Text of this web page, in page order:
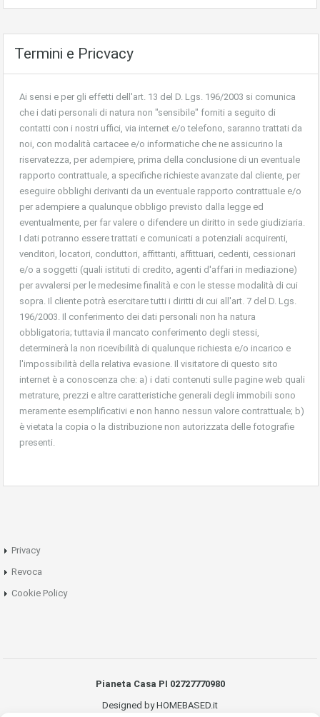
Termini e Pricvacy
Ai sensi e per gli effetti dell'art. 13 del D. Lgs. 196/2003 si comunica
che i dati personali di natura non "sensibile" forniti a seguito di
contatti con i nostri uffici, via internet e/o telefono, saranno trattati da
noi, con modalità cartacee e/o informatiche che ne assicurino la
riservatezza, per adempiere, prima della conclusione di un eventuale
rapporto contrattuale, a specifiche richieste avanzate dal cliente, per
eseguire obblighi derivanti da un eventuale rapporto contrattuale e/o
per adempiere a qualunque obbligo previsto dalla legge ed
eventualmente, per far valere o difendere un diritto in sede giudiziaria.
I dati potranno essere trattati e comunicati a potenziali acquirenti,
venditori, locatori, conduttori, affittanti, affittuari, cedenti, cessionari
e/o a soggetti (quali istituti di credito, agenti d'affari in mediazione)
per avvalersi per le medesime finalità e con le stesse modalità di cui
sopra. Il cliente potrà esercitare tutti i diritti di cui all'art. 7 del D. Lgs.
196/2003. Il conferimento dei dati personali non ha natura
obbligatoria; tuttavia il mancato conferimento degli stessi,
determinerà la non ricevibilità di qualunque richiesta e/o incarico e
l'impossibilità della relativa evasione. Il visitatore di questo sito
internet è a conoscenza che: a) i dati contenuti sulle pagine web quali
metrature, prezzi e altre caratteristiche generali degli immobili sono
meramente esemplificativi e non hanno nessun valore contrattuale; b)
è vietata la copia o la distribuzione non autorizzata delle fotografie
presenti.
Privacy
Revoca
Cookie Policy
Pianeta Casa PI 02727770980
Designed by HOMEBASED.it